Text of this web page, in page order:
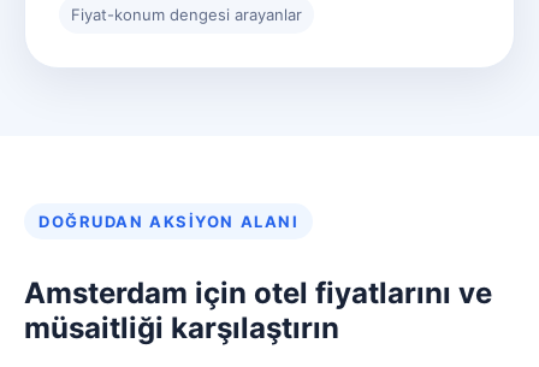
Fiyat-konum dengesi arayanlar
DOĞRUDAN AKSIYON ALANI
Amsterdam için otel fiyatlarını ve
müsaitliği karşılaştırın